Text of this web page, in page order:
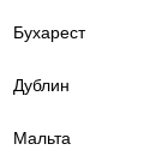
Бухарест
Дублин
Мальта